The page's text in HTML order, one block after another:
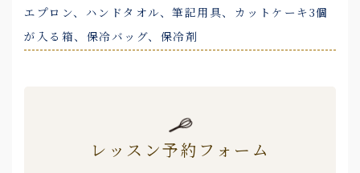
エプロン、ハンドタオル、筆記用具、カットケーキ3個
が入る箱、保冷バッグ、保冷剤
レッスン予約フォーム